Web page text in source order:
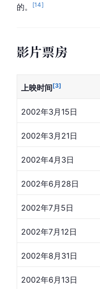
的。
[14]
影片票房
上映时间[3]
2002年3月15日
2002年3月21日
2002年4月3日
2002年6月28日
2002年7月5日
2002年7月12日
2002年8月31日
2002年6月13日